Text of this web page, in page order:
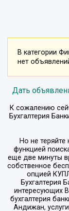
В категории
нет
Дать
К сожалению
Бухгалтерия
Но не
функцией
еще две минуты
собственное
опцией
Бухгалтерия
интересующих
бухгалтерия
Андижан,